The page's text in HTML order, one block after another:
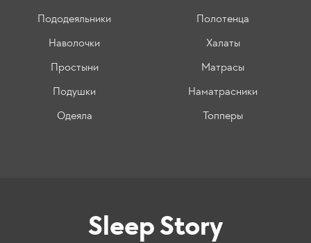
Пододеяльники
Наволочки
Простыни
Подушки
Одеяла
Полотенца
Халаты
Матрасы
Наматрасники
Топперы
Sleep Story